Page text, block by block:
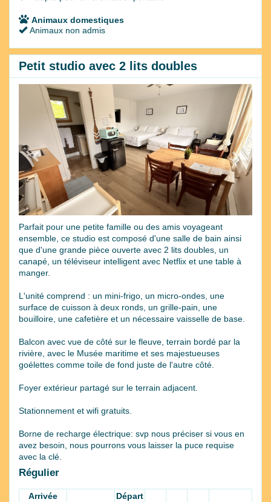
Animaux domestiques
Animaux non admis
Petit studio avec 2 lits doubles
Previous
Next
Parfait pour une petite famille ou des amis voyageant
ensemble, ce studio est composé d'une salle de bain ainsi
que d'une grande pièce ouverte avec 2 lits doubles, un
canapé, un téléviseur intelligent avec Netflix et une table à
manger.
L'unité comprend : un mini-frigo, un micro-ondes, une
surface de cuisson à deux ronds, un grille-pain, une
bouilloire, une cafetière et un nécessaire vaisselle de base.
Balcon avec vue de côté sur le fleuve, terrain bordé par la
rivière, avec le Musée maritime et ses majestueuses
goélettes comme toile de fond juste de l'autre côté.
Foyer extérieur partagé sur le terrain adjacent.
Stationnement et wifi gratuits.
Borne de recharge électrique: svp nous préciser si vous en
avez besoin, nous pourrons vous laisser la puce requise
avec la clé.
Régulier
Arrivée Départ